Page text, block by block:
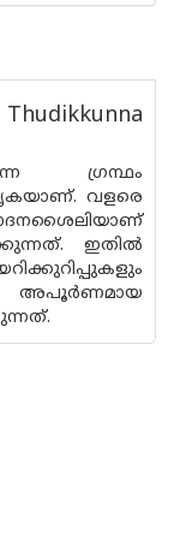
ഗ്രന്ഥം
വളരെ
ഇതില്‍